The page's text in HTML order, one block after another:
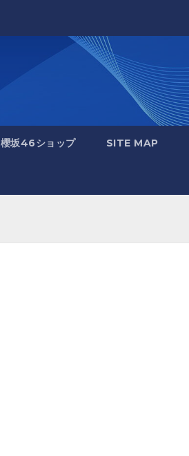
櫻坂46ショップ SITE MAP